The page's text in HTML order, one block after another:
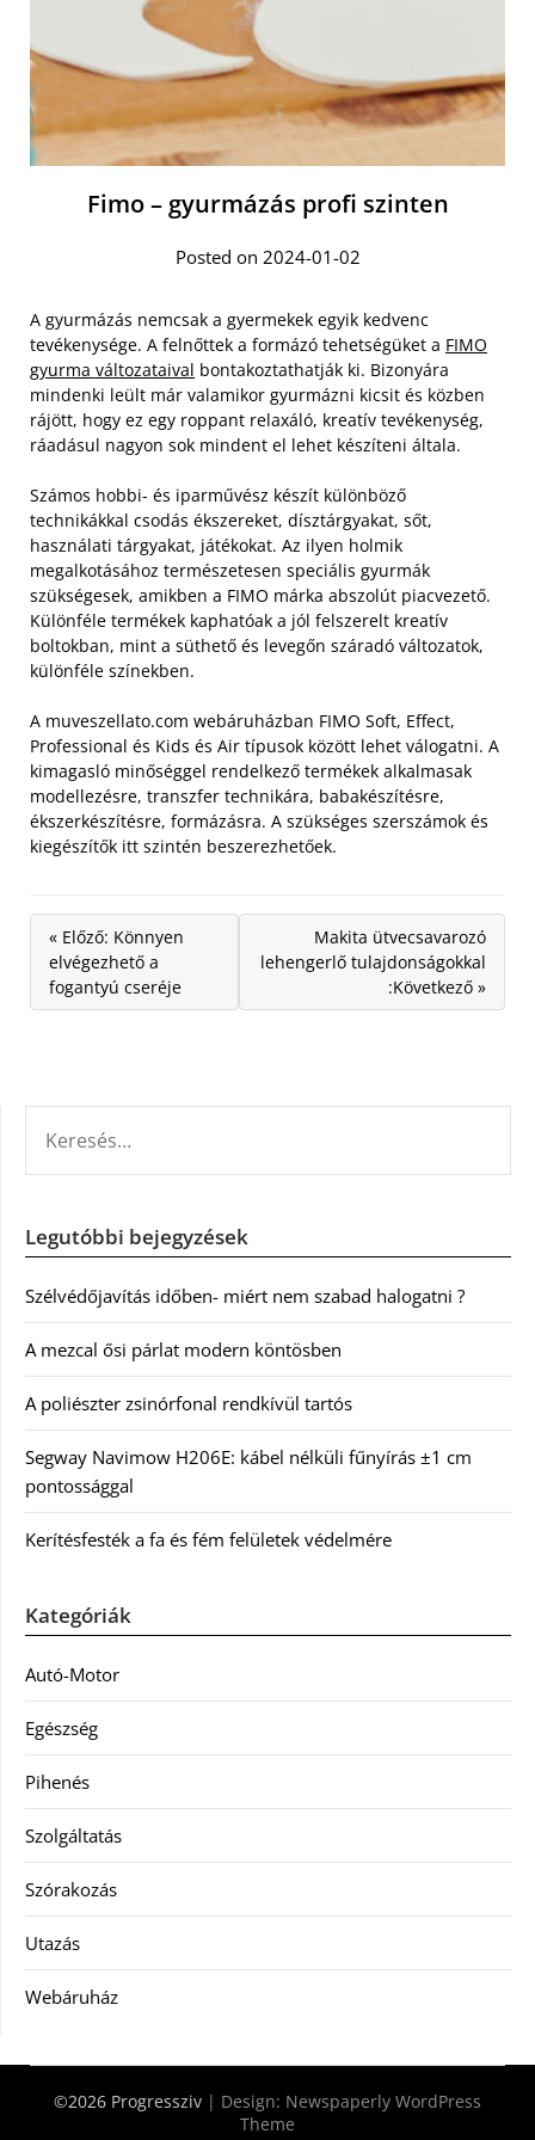
Fimo – gyurmázás profi szinten
Posted on 2024-01-02
A gyurmázás nemcsak a gyermekek egyik kedvenc
tevékenysége. A felnőttek a formázó tehetségüket a FIMO
gyurma változataival bontakoztathatják ki. Bizonyára
mindenki leült már valamikor gyurmázni kicsit és közben
rájött, hogy ez egy roppant relaxáló, kreatív tevékenység,
ráadásul nagyon sok mindent el lehet készíteni általa.
Számos hobbi- és iparművész készít különböző
technikákkal csodás ékszereket, dísztárgyakat, sőt,
használati tárgyakat, játékokat. Az ilyen holmik
megalkotásához természetesen speciális gyurmák
szükségesek, amikben a FIMO márka abszolút piacvezető.
Különféle termékek kaphatóak a jól felszerelt kreatív
boltokban, mint a süthető és levegőn száradó változatok,
különféle színekben.
A muveszellato.com webáruházban FIMO Soft, Effect,
Professional és Kids és Air típusok között lehet válogatni. A
kimagasló minőséggel rendelkező termékek alkalmasak
modellezésre, transzfer technikára, babakészítésre,
ékszerkészítésre, formázásra. A szükséges szerszámok és
kiegészítők itt szintén beszerezhetőek.
« Előző: Könnyen
elvégezhető a
fogantyú cseréje
Makita ütvecsavarozó
lehengerlő tulajdonságokkal
:Következő »
Legutóbbi bejegyzések
Szélvédőjavítás időben- miért nem szabad halogatni ?
A mezcal ősi párlat modern köntösben
A poliészter zsinórfonal rendkívül tartós
Segway Navimow H206E: kábel nélküli fűnyírás ±1 cm
pontossággal
Kerítésfesték a fa és fém felületek védelmére
Kategóriák
Autó-Motor
Egészség
Pihenés
Szolgáltatás
Szórakozás
Utazás
Webáruház
©2026 Progressziv | Design: Newspaperly WordPress
Theme